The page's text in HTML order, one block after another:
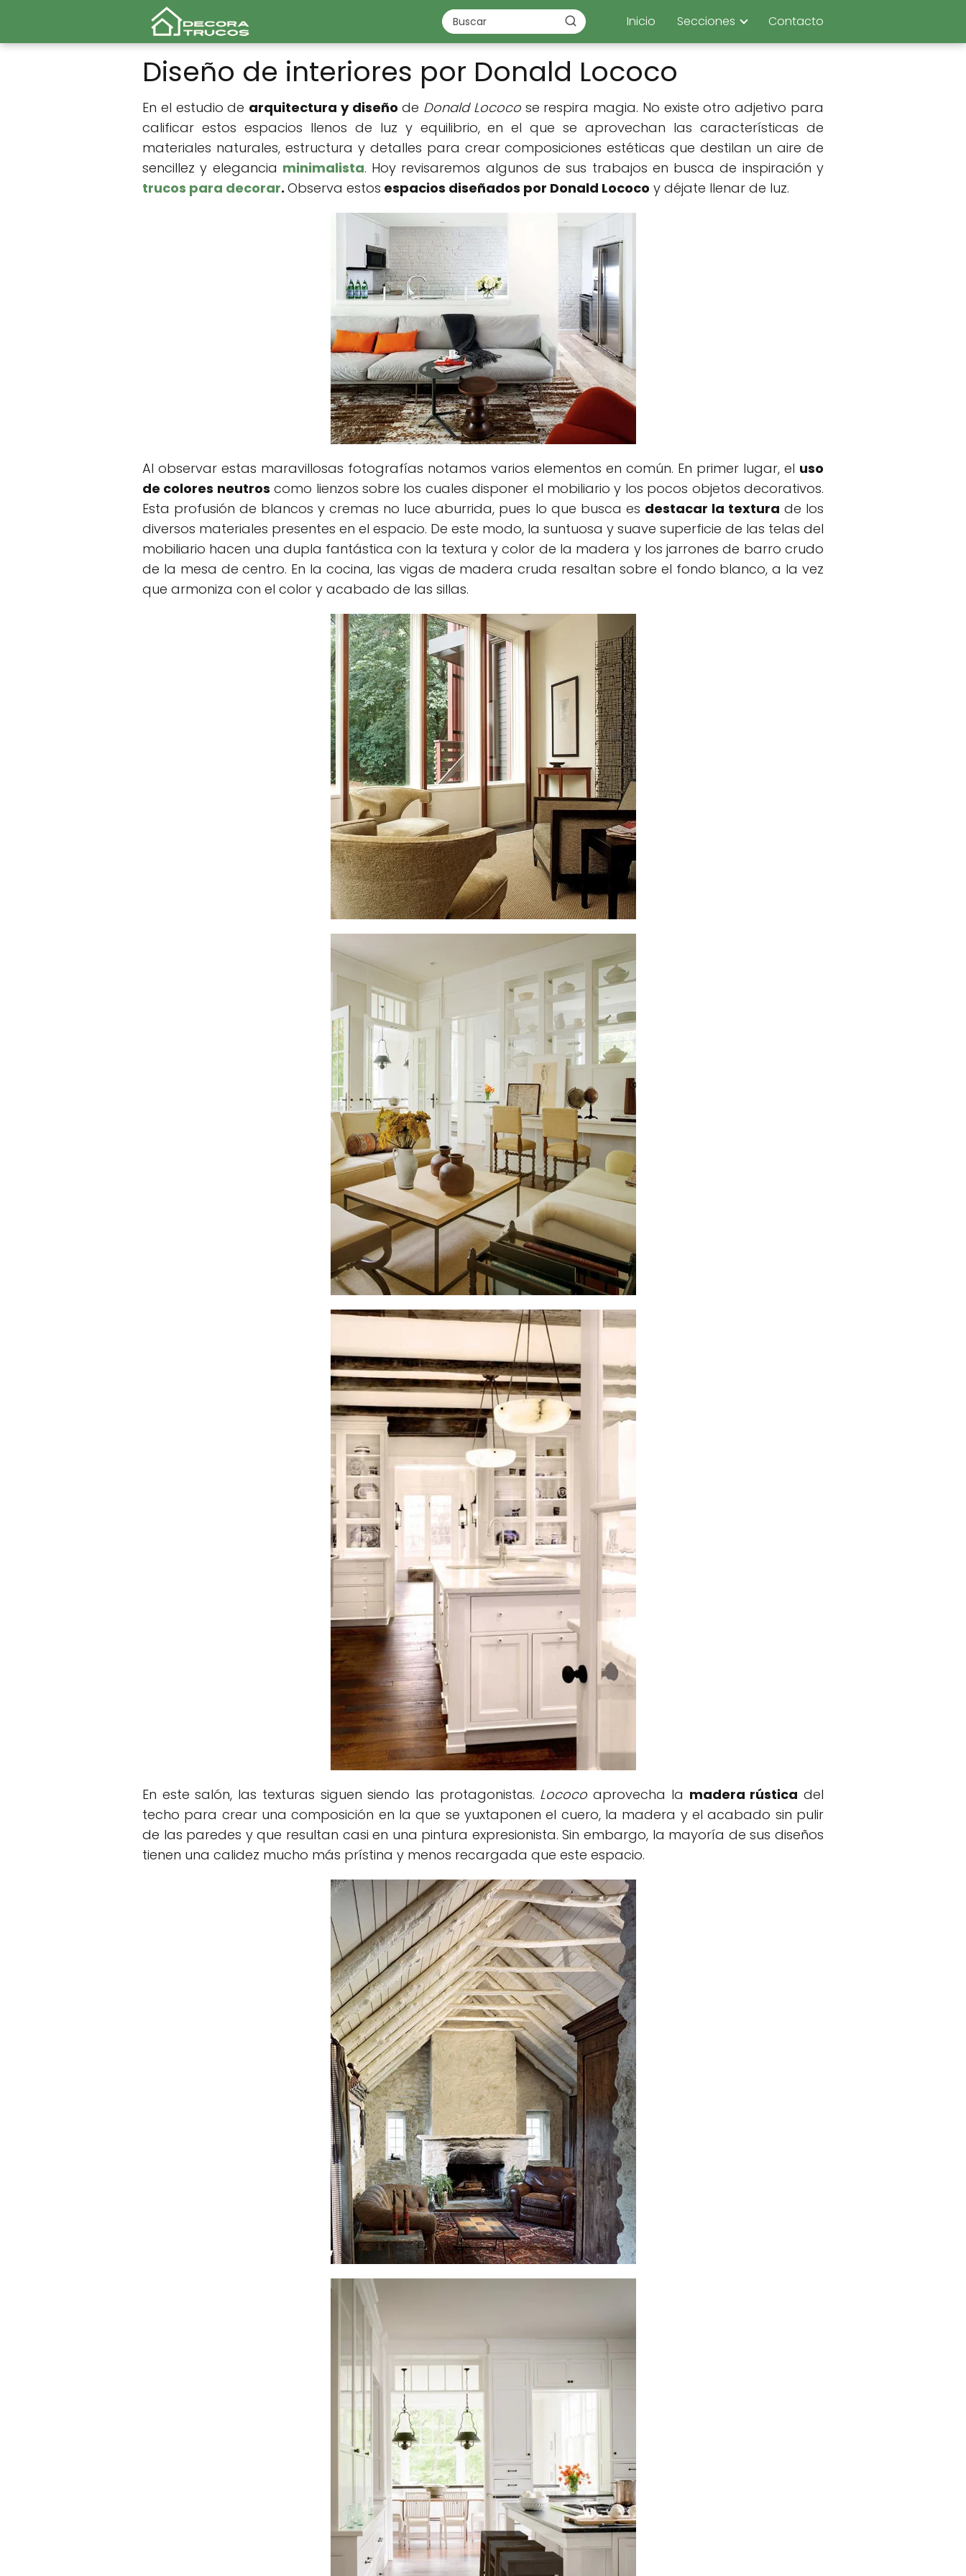
Inicio Secciones Contacto
Diseño de interiores por Donald Lococo
En el estudio de arquitectura y diseño de Donald Lococose respira magia. No existe otro adjetivo para
calificar estos espacios llenos de luz y equilibrio, en el que se aprovechan las características de
materiales naturales, estructura y detalles para crear composiciones estéticas que destilan un aire de
sencillez y elegancia minimalista. Hoy revisaremos algunos de sus trabajos en busca de inspiración y
trucos para decorar. Observa estos espacios diseñados por Donald Lococo y déjate llenar de luz.
Al observar estas maravillosas fotografías notamos varios elementos en común. En primer lugar, el uso
de colores neutros como lienzos sobre los cuales disponer el mobiliario y los pocos objetos decorativos.
Esta profusión de blancos y cremas no luce aburrida, pues lo que busca es destacar la textura de los
diversos materiales presentes en el espacio. De este modo, la suntuosa y suave superficie de las telas del
mobiliario hacen una dupla fantástica con la textura y color de la madera y los jarrones de barro crudo
de la mesa de centro. En la cocina, las vigas de madera cruda resaltan sobre el fondo blanco, a la vez
que armoniza con el color y acabado de las sillas.
En este salón, las texturas siguen siendo las protagonistas. Lococo aprovecha la madera rústica del
techo para crear una composición en la que se yuxtaponen el cuero, la madera y el acabado sin pulir
de las paredes y que resultan casi en una pintura expresionista. Sin embargo, la mayoría de sus diseños
tienen una calidez mucho más prístina y menos recargada que este espacio.